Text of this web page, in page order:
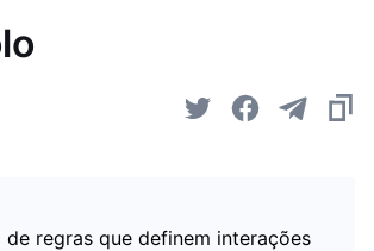
de regras que definem interações